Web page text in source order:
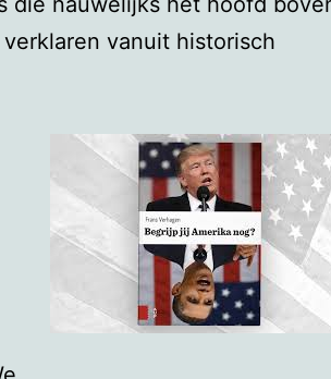
vanuit historisch